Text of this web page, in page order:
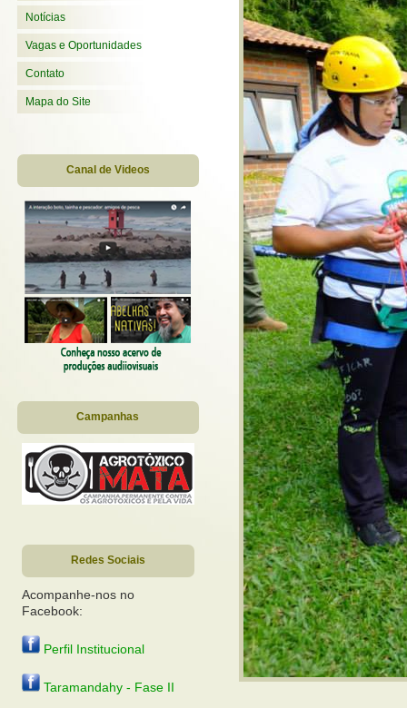
Notícias
Vagas e Oportunidades
Contato
Mapa do Site
Canal de Videos
Campanhas
Redes Sociais
Acompanhe-nos no
Facebook:
Perfil Institucional
Taramandahy - Fase II